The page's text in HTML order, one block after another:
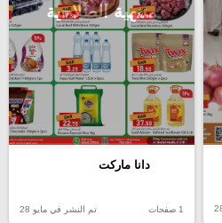
منتهية الصلاحية
دانا ماركت
1 صفحات تم النشر في مايو 28